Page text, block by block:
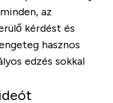
az
kérdést és
hasznos
edzés sokkal